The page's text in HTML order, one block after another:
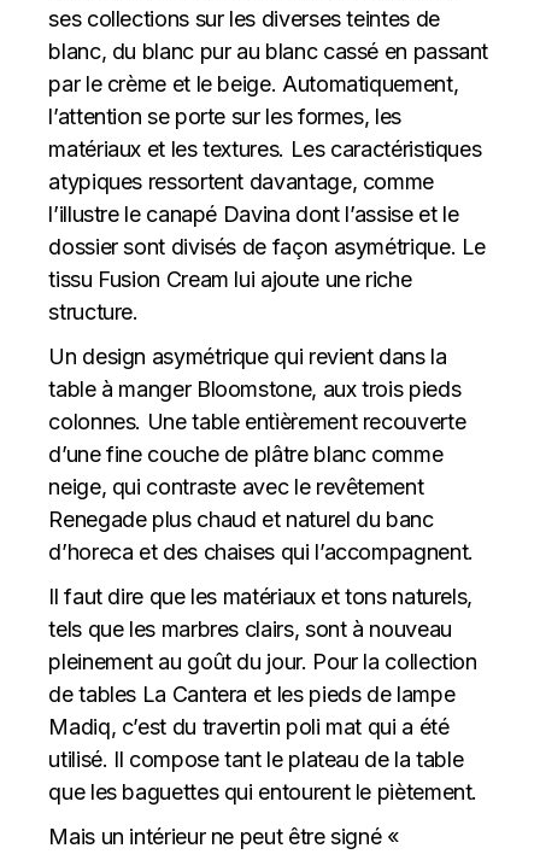
ses collections sur les diverses teintes de
blanc, du blanc pur au blanc cassé en passant
par le crème et le beige. Automatiquement,
l’attention se porte sur les formes, les
matériaux et les textures. Les caractéristiques
atypiques ressortent davantage, comme
l’illustre le canapé Davina dont l’assise et le
dossier sont divisés de façon asymétrique. Le
tissu Fusion Cream lui ajoute une riche
structure.
Un design asymétrique qui revient dans la
table à manger Bloomstone, aux trois pieds
colonnes. Une table entièrement recouverte
d’une fine couche de plâtre blanc comme
neige, qui contraste avec le revêtement
Renegade plus chaud et naturel du banc
d’horeca et des chaises qui l’accompagnent.
Il faut dire que les matériaux et tons naturels,
tels que les marbres clairs, sont à nouveau
pleinement au goût du jour. Pour la collection
de tables La Cantera et les pieds de lampe
Madiq, c’est du travertin poli mat qui a été
utilisé. Il compose tant le plateau de la table
que les baguettes qui entourent le piètement.
Mais un intérieur ne peut être signé «